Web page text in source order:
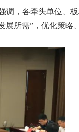
调，各牵头单位、
展所需”，优化策略